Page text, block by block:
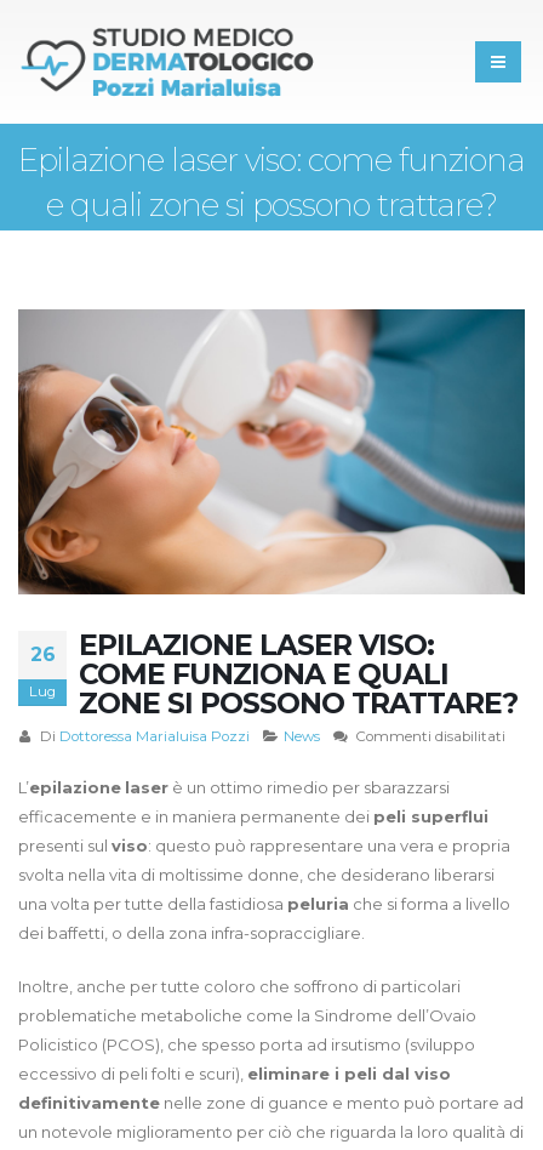
Epilazione laser viso: come funziona
e quali zone si possono trattare?
26
Lug
EPILAZIONE LASER VISO:
COME FUNZIONA E QUALI
ZONE SI POSSONO TRATTARE?
Di Dottoressa Marialuisa Pozzi News Commenti disabilitati
quali
L’epilazione laser è un ottimo rimedio per sbarazzarsi
efficacemente e in maniera permanente dei peli superflui
presenti sul viso: questo può rappresentare una vera e propria
svolta nella vita di moltissime donne, che desiderano liberarsi
una volta per tutte della fastidiosa peluria che si forma a livello
dei baffetti, o della zona infra-sopraccigliare.
Inoltre, anche per tutte coloro che soffrono di particolari
problematiche metaboliche come la Sindrome dell’Ovaio
Policistico (PCOS), che spesso porta ad irsutismo (sviluppo
eccessivo di peli folti e scuri), eliminare i peli dal viso
definitivamente nelle zone di guance e mento può portare ad
un notevole miglioramento per ciò che riguarda la loro qualità di